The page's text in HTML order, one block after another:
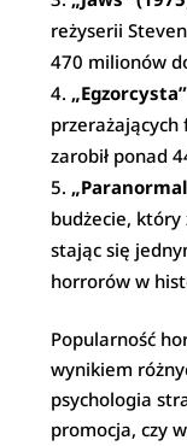
reżyserii
470 milionów
przerażających
zarobił ponad
budżecie, który
stając się
horrorów w
Popularność
wynikiem
psychologia
promocja, czy